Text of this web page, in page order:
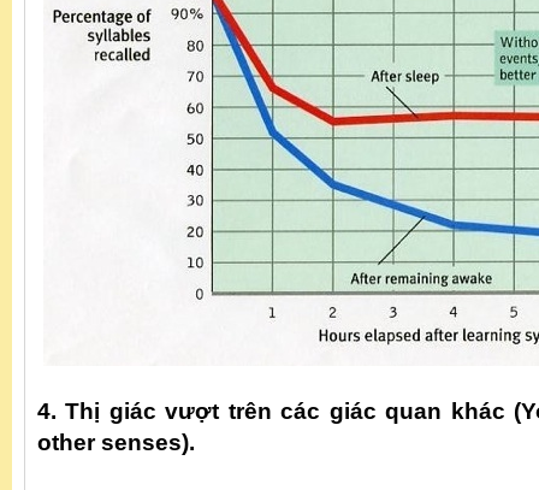
4. Thị giác vượt trên các giác quan khác
other senses).